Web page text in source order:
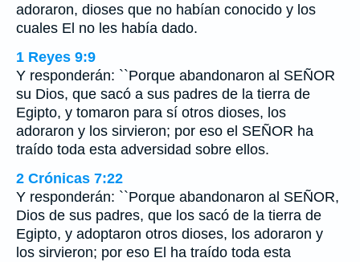
adoraron, dioses que no habían conocido y los
cuales El no les había dado.
1 Reyes 9:9
Y responderán: ``Porque abandonaron al SEÑOR
su Dios, que sacó a sus padres de la tierra de
Egipto, y tomaron para sí otros dioses, los
adoraron y los sirvieron; por eso el SEÑOR ha
traído toda esta adversidad sobre ellos.
2 Crónicas 7:22
Y responderán: ``Porque abandonaron al SEÑOR,
Dios de sus padres, que los sacó de la tierra de
Egipto, y adoptaron otros dioses, los adoraron y
los sirvieron; por eso El ha traído toda esta